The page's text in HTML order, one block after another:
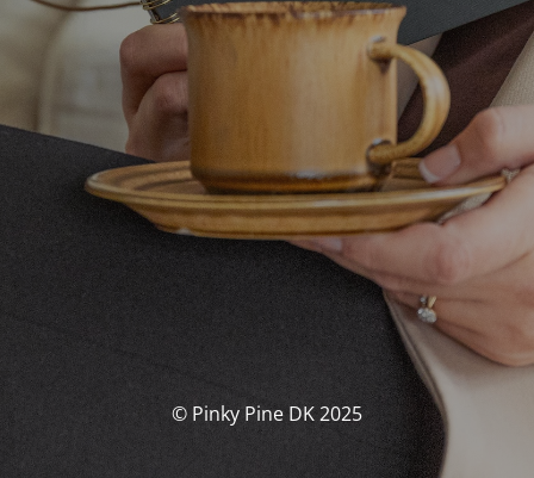
© Pinky Pine DK 2025